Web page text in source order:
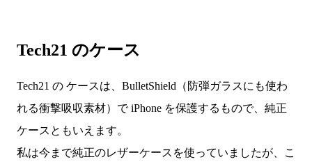
Tech21 のケース
Tech21 の ケースは、BulletShield（防弾ガラスにも使わ
れる衝撃吸収素材）で iPhone を保護するもので、純正
ケースともいえます。
私は今まで純正のレザーケースを使っていましたが、こ